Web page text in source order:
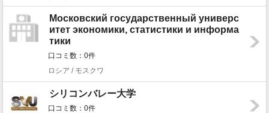
Московский государственный универс
итет экономики, статистики и информа
тики
口コミ数：0件
ロシア / モスクワ
シリコンバレー大学
口コミ数：0件